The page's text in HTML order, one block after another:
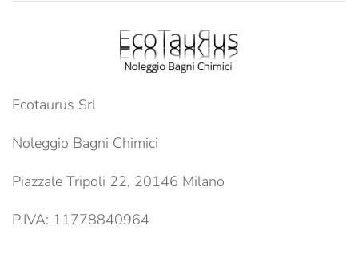
Ecotaurus Srl
Noleggio Bagni Chimici
Piazzale Tripoli 22, 20146 Milano
P.IVA: 11778840964